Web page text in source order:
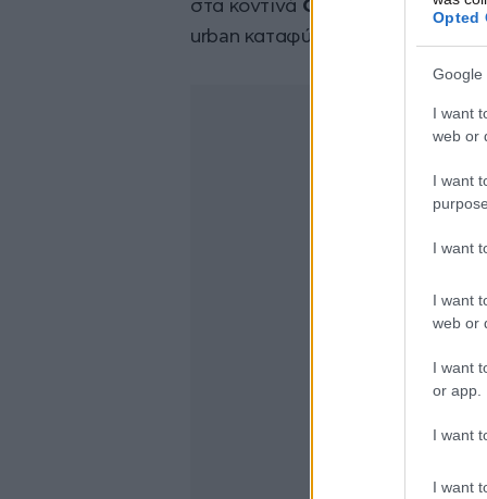
Opted
Google
I want
web or
I want
I want
I want
web or
I want
or app.
I want
I want
στα κοντινά Cliffs Lofts
, ένα
urban καταφύγιο.